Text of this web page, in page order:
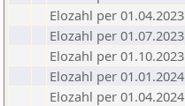
Elozahl per 01.04.2023
Elozahl per 01.07.2023
Elozahl per 01.10.2023
Elozahl per 01.01.2024
Elozahl per 01.04.2024